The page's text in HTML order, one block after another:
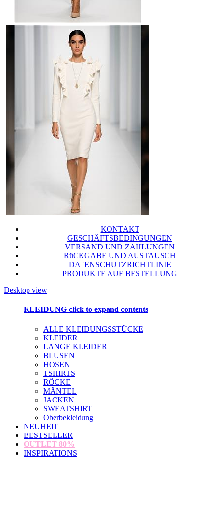
KONTAKT
GESCHÄFTSBEDINGUNGEN
VERSAND UND ZAHLUNGEN
RüCKGABE UND AUSTAUSCH
DATENSCHUTZRICHTLINIE
PRODUKTE AUF BESTELLUNG
Desktop view
KLEIDUNG click to expand contents
ALLE KLEIDUNGSSTÜCKE
KLEIDER
LANGE KLEIDER
BLUSEN
HOSEN
TSHIRTS
RÖCKE
MÄNTEL
JACKEN
SWEATSHIRT
Oberbekleidung
NEUHEIT
BESTSELLER
OUTLET 80%
INSPIRATIONS